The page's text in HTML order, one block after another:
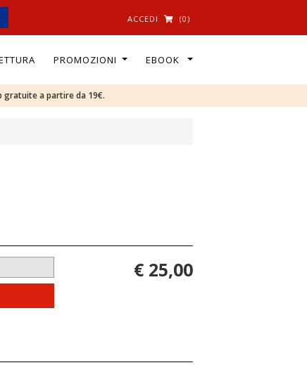
ACCEDI (0)
PROMOZIONI EBOOK
gratuite a partire da 19€.
€ 25,00